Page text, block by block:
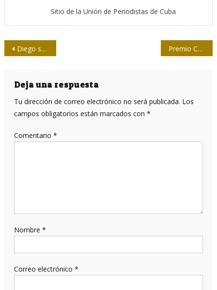
Sitio de la Unión de Periodistas de Cuba
Navegación
entradas
Diego se jubila Premio Caracol para el colega Ochoa
Deja una respuesta
Tu dirección de correo electrónico no será publicada. Los
campos obligatorios están marcados con *
Comentario *
Nombre *
Correo electrónico *